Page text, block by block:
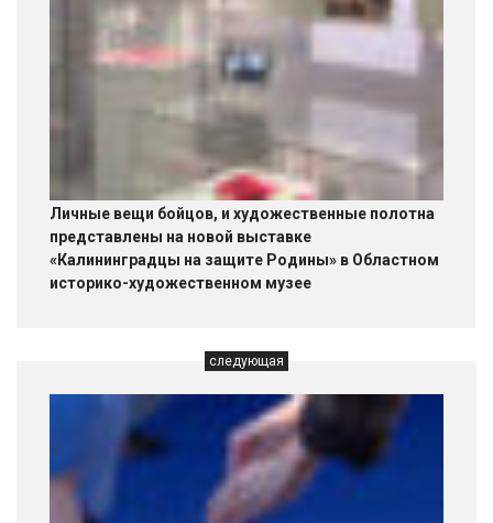
Личные вещи бойцов, и художественные полотна
представлены на новой выставке
«Калининградцы на защите Родины» в Областном
историко-художественном музее
следующая